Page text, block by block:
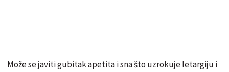
Može se javiti gubitak apetita i sna što uzrokuje letargiju i